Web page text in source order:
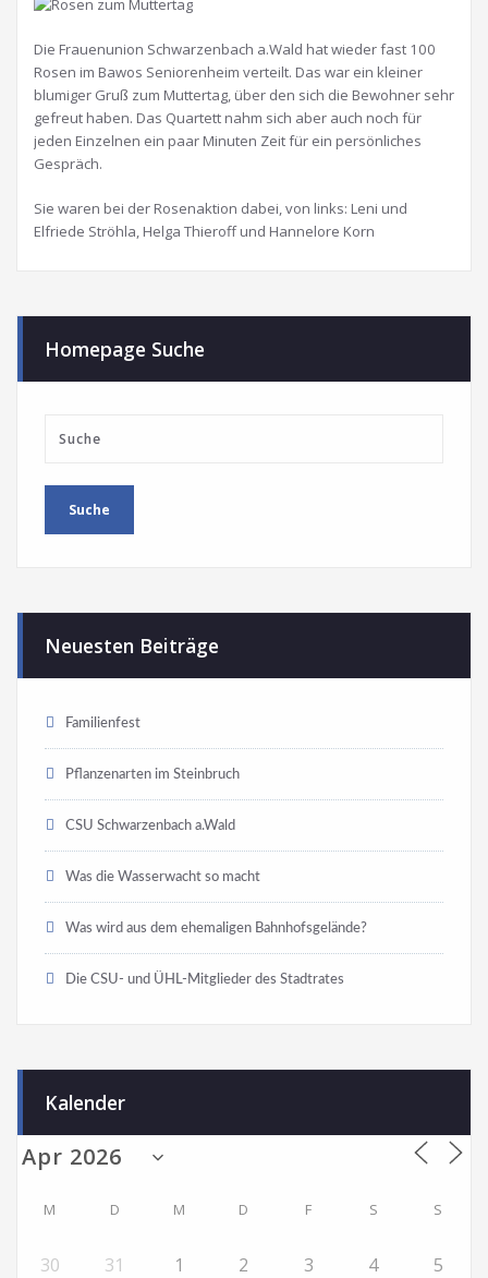
Die Frauenunion Schwarzenbach a.Wald hat wieder fast 100
Rosen im Bawos Seniorenheim verteilt. Das war ein kleiner
blumiger Gruß zum Muttertag, über den sich die Bewohner sehr
gefreut haben. Das Quartett nahm sich aber auch noch für
jeden Einzelnen ein paar Minuten Zeit für ein persönliches
Gespräch.
Sie waren bei der Rosenaktion dabei, von links: Leni und
Elfriede Ströhla, Helga Thieroff und Hannelore Korn
Homepage Suche
Neuesten Beiträge
Familienfest
Pflanzenarten im Steinbruch
CSU Schwarzenbach a.Wald
Was die Wasserwacht so macht
Was wird aus dem ehemaligen Bahnhofsgelände?
Die CSU- und ÜHL-Mitglieder des Stadtrates
Kalender
M D M D F S S
30 31 1 2 3 4 5